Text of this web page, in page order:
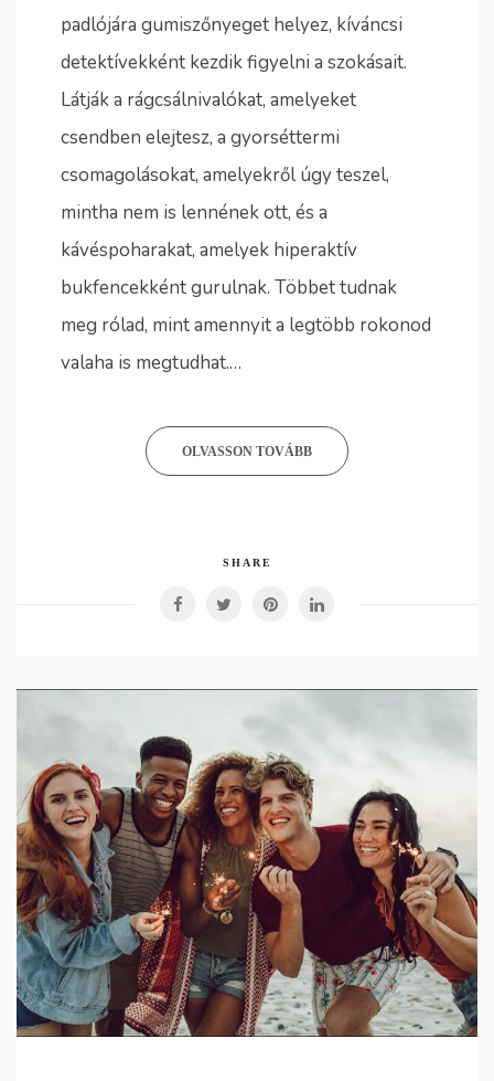
padlójára gumiszőnyeget helyez, kíváncsi
detektívekként kezdik figyelni a szokásait.
Látják a rágcsálnivalókat, amelyeket
csendben elejtesz, a gyorséttermi
csomagolásokat, amelyekről úgy teszel,
mintha nem is lennének ott, és a
kávéspoharakat, amelyek hiperaktív
bukfencekként gurulnak. Többet tudnak
meg rólad, mint amennyit a legtöbb rokonod
valaha is megtudhat.…
OLVASSON TOVÁBB
SHARE